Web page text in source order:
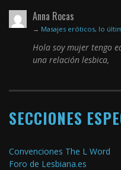
Anna Rocas
→ Masajes eróticos, lo
Hola soy mujer tengo
una relación lesbica,
SECCIONES
Convenciones The L Word
Foro de Lesbiana.es